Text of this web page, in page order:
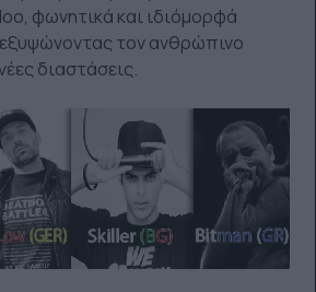
φωνητικά και ιδιόμορφά
τον ανθρώπινο
διαστάσεις.